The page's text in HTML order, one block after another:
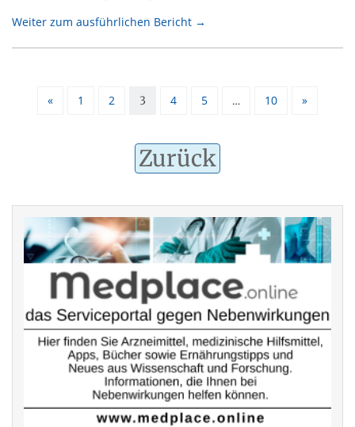
Weiter zum ausführlichen Bericht →
« 1 2 3 4 5 … 10 »
Zurück